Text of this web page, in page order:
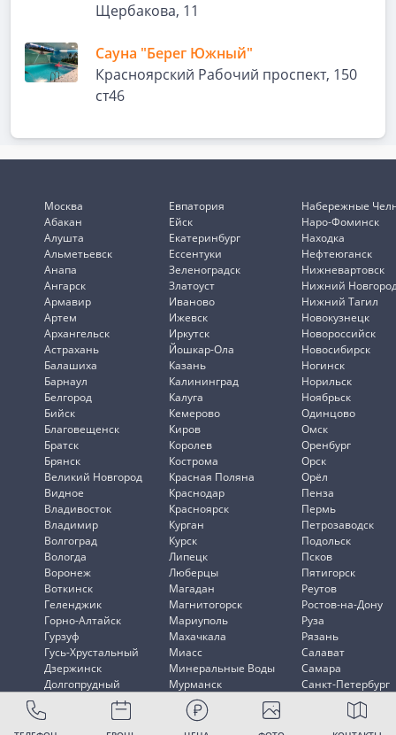
Щербакова, 11
Сауна "Берег Южный"
Красноярский Рабочий проспект, 150
ст46
Москва
Абакан
Алушта
Альметьевск
Анапа
Ангарск
Армавир
Артем
Архангельск
Астрахань
Балашиха
Барнаул
Белгород
Бийск
Благовещенск
Братск
Брянск
Великий Новгород
Видное
Владивосток
Владимир
Волгоград
Вологда
Воронеж
Воткинск
Геленджик
Горно-Алтайск
Гурзуф
Гусь-Хрустальный
Дзержинск
Долгопрудный
Евпатория
Ейск
Екатеринбург
Ессентуки
Зеленоградск
Златоуст
Иваново
Ижевск
Иркутск
Йошкар-Ола
Казань
Калининград
Калуга
Кемерово
Киров
Королев
Кострома
Красная Поляна
Краснодар
Красноярск
Курган
Курск
Липецк
Люберцы
Магадан
Магнитогорск
Мариуполь
Махачкала
Миасс
Минеральные Воды
Мурманск
Мытищи
Набережные
Наро-Фоминск
Находка
Нефтеюганск
Нижневартовск
Нижний
Нижний Тагил
Новокузнецк
Новороссийск
Новосибирск
Ногинск
Норильск
Ноябрьск
Одинцово
Омск
Оренбург
Орск
Орёл
Пенза
Пермь
Петрозаводск
Подольск
Псков
Пятигорск
Реутов
Ростов-на-Дону
Руза
Рязань
Салават
Самара
Санкт-Петербург